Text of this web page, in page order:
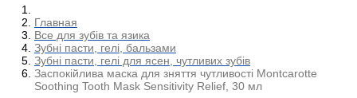
Главная
Все для зубів та язика
Зубні пасти, гелі, бальзами
Зубні пасти, гелі для ясен, чутливих зубів
Заспокійлива маска для зняття чутливості Montcarotte
Soothing Tooth Mask Sensitivity Relief, 30 мл